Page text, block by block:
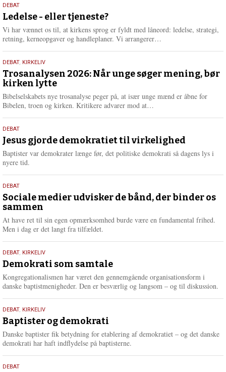
e
r
e
10.
juni
2026
DEBAT
Ledelse - eller tjeneste?
Vi har vænnet os til, at kirkens sprog er fyldt med låneord: ledelse, strategi,
retning, kerneopgaver og handleplaner. Vi arrangerer…
e
2.
juni
2026
DEBAT, KIRKELIV
Trosanalysen 2026: Når unge søger mening, bør
kirken lytte
Bibelselskabets nye trosanalyse peger på, at især unge mænd er åbne for
Bibelen, troen og kirken. Kritikere advarer mod at…
e
r
18.
maj
2026
DEBAT
Jesus gjorde demokratiet til virkelighed
Baptister var demokrater længe før, det politiske demokrati så dagens lys i
nyere tid.
18.
maj
2026
DEBAT
Sociale medier udvisker de bånd, der binder os
sammen
At have ret til sin egen opmærksomhed burde være en fundamental frihed.
Men i dag er det langt fra tilfældet.
18.
maj
2026
DEBAT, KIRKELIV
Demokrati som samtale
Kongregationalismen har været den gennemgående organisationsform i
danske baptistmenigheder. Den er besværlig og langsom – og til diskussion.
18.
maj
2026
DEBAT, KIRKELIV
Baptister og demokrati
Danske baptister fik betydning for etablering af demokratiet – og det danske
demokrati har haft indflydelse på baptisterne.
18.
DEBAT